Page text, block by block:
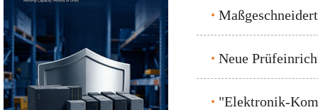
Neue
"Elektronik-